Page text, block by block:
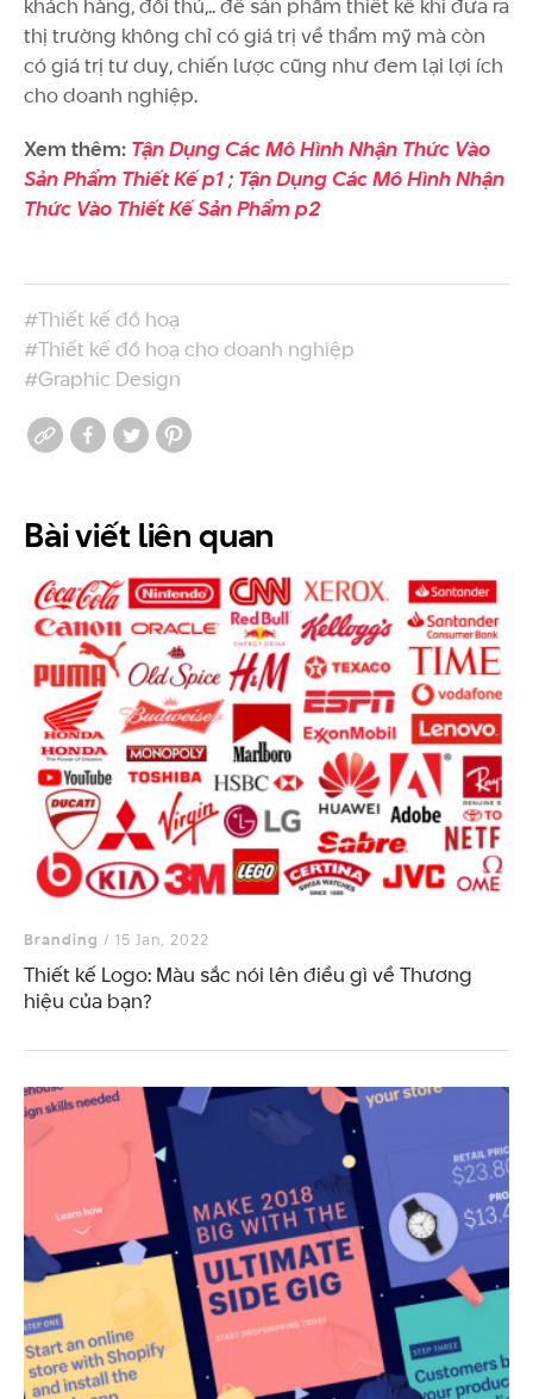
thị trường không chỉ có giá trị về thẩm mỹ mà còn
có giá trị tư duy, chiến lược cũng như đem lại lợi ích
cho doanh nghiệp.
Xem thêm: Tận Dụng Các Mô Hình Nhận Thức Vào
Sản Phẩm Thiết Kế p1; Tận Dụng Các Mô Hình Nhận
Thức Vào Thiết Kế Sản Phẩm p2
#Thiết kế đồ hoạ
#Thiết kế đồ hoạ cho doanh nghiệp
#Graphic Design
Bài viết liên quan
Branding / 15 Jan, 2022
Thiết kế Logo: Màu sắc nói lên điều gì về Thương
hiệu của bạn?